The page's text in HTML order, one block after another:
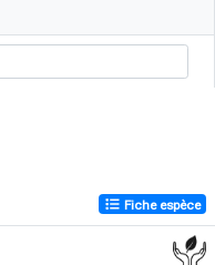
Fiche espèce